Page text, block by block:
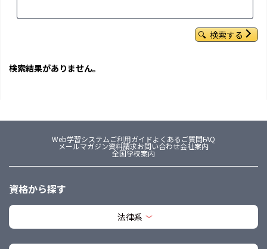
検索する
検索結果がありません。
Web学習システムご利用ガイドよくあるご質問FAQ
メールマガジン資料請求お問い合わせ会社案内
全国学校案内
資格から探す
法律系